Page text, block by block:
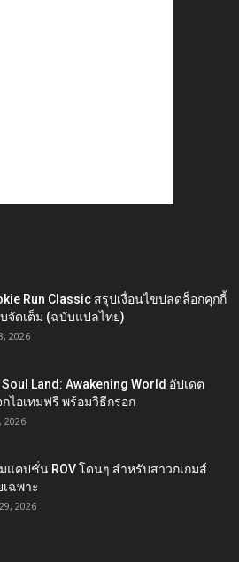
Run Classic สรุปเงื่อนไขปลดล็อกคุกกี้
จัดเต็ม (ฉบับแปลไทย)
2026
Land: Awakening World อัปเดต
ไอเทมฟรี พร้อมวิธีกรอก
2026
แคปชั่น ROV โดนๆ สำหรับสาวกเกมส์
เฉพาะ
2026